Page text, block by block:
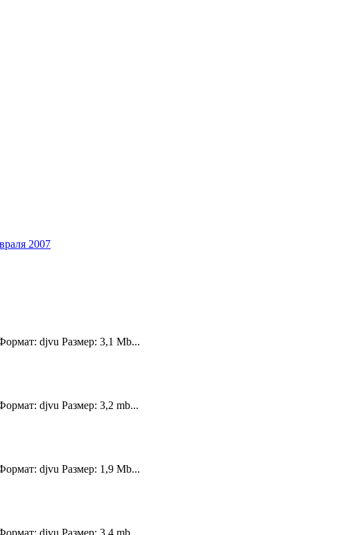
2007
djvu Размер: 3,1 Mb...
djvu Размер: 3,2 mb...
djvu Размер: 1,9 Mb...